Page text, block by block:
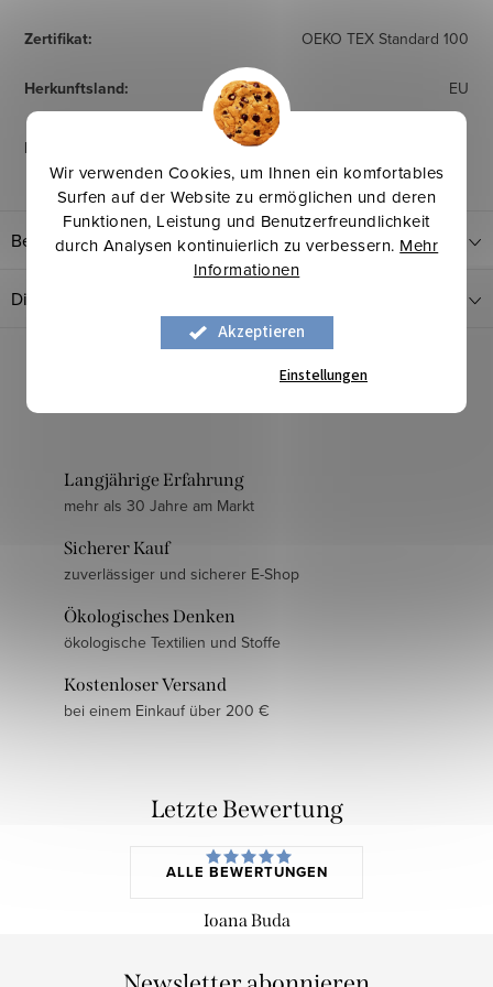
Wir verwenden Cookies, um Ihnen ein komfortables
Surfen auf der Website zu ermöglichen und deren
Funktionen, Leistung und Benutzerfreundlichkeit
durch Analysen kontinuierlich zu verbessern. Mehr
Informationen
Akzeptieren
Einstellungen
Zertifikat: OEKO TEX Standard 100
Herkunftsland: EU
Pflegehinweise
Bewertung
Diskussion
Langjährige Erfahrung
mehr als 30 Jahre am Markt
Sicherer Kauf
zuverlässiger und sicherer E-Shop
Ökologisches Denken
ökologische Textilien und Stoffe
Kostenloser Versand
bei einem Einkauf über 200 €
Letzte Bewertung
ALLE BEWERTUNGEN
Ioana Buda